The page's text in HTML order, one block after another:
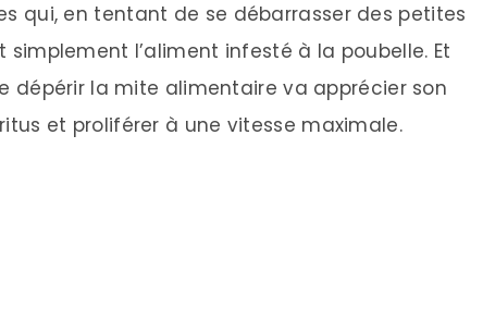
qui, en tentant de se débarrasser des petites
l’aliment infesté à la poubelle. Et
dépérir la mite alimentaire va apprécier son
et proliférer à une vitesse maximale.